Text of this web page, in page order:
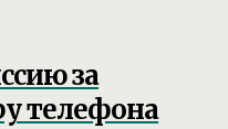
за
телефона